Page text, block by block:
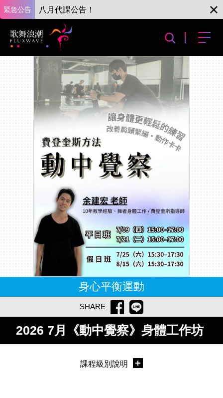
緊急公告 八月代課公告！
身心平衡運動
SHARE
2026 7月《動中覺察》身體工作坊
課程級別說明